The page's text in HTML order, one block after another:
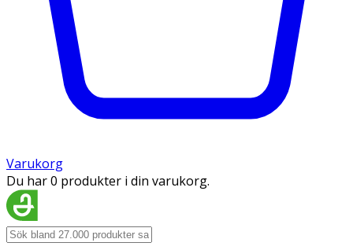
Varukorg
Du har 0 produkter i din varukorg.